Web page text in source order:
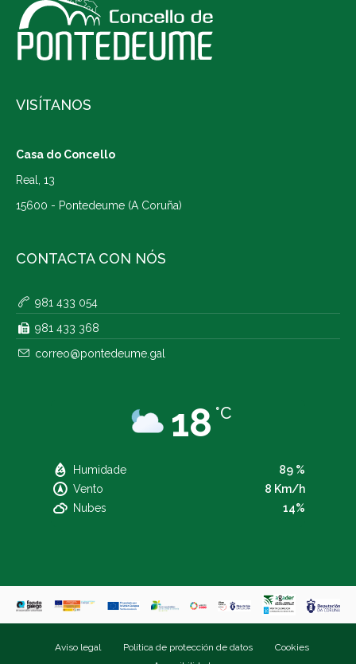
VISÍTANOS
Casa do Concello
Real, 13
15600 - Pontedeume (A Coruña)
CONTACTA CON NÓS
981 433 054
981 433 368
correo@pontedeume.gal
18 °C
Humidade
89 %
Vento
8 Km/h
Nubes
14%
Aviso legal Política de protección de datos
Cookies